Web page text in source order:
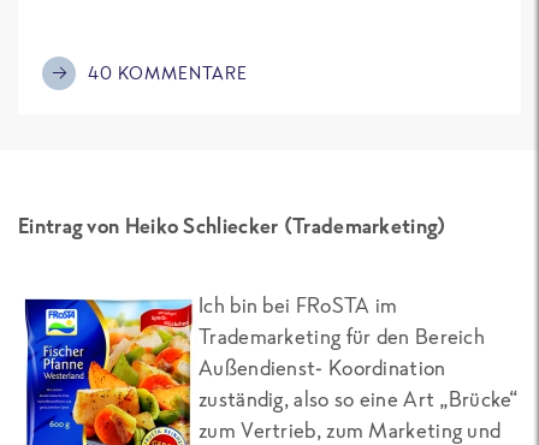
40 KOMMENTARE
Eintrag von Heiko Schliecker (Trademarketing)
Ich bin bei FRoSTA im
Trademarketing für den Bereich
Außendienst- Koordination
zuständig, also so eine Art „Brücke“
zum Vertrieb, zum Marketing und